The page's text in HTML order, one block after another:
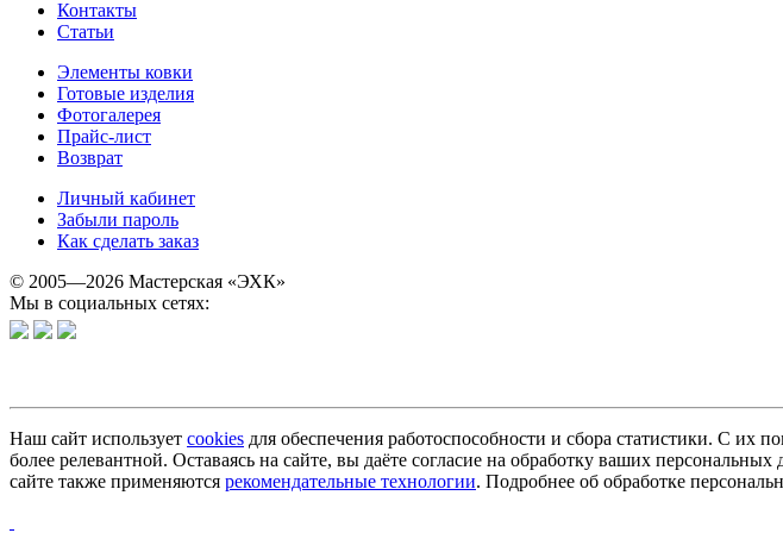
Контакты
Статьи
Элементы ковки
Готовые изделия
Фотогалерея
Прайс-лист
Возврат
Личный кабинет
Забыли пароль
Как сделать заказ
© 2005—2026 Мастерская «ЭХК»
Мы в социальных сетях:
Наш сайт использует cookies для обеспечения работоспособности и сбора статистики. С их
более релевантной. Оставаясь на сайте, вы даёте согласие на обработку ваших
сайте также применяются рекомендательные технологии. Подробнее об обработке